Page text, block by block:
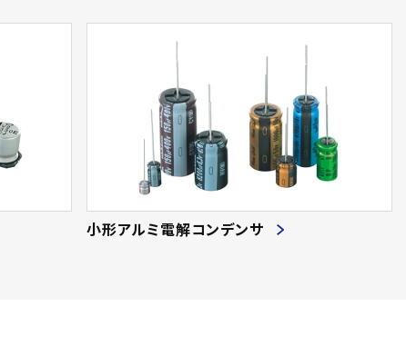
小形アルミ電解コンデンサ